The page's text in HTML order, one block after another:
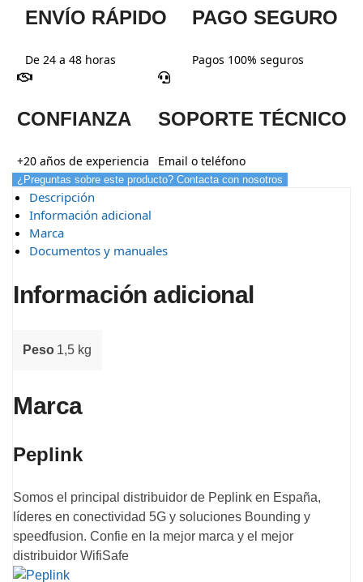
ENVÍO RÁPIDO
De 24 a 48 horas
PAGO SEGURO
Pagos 100% seguros
CONFIANZA
+20 años de experiencia
SOPORTE TÉCNICO
Email o teléfono
¿Preguntas sobre este producto? Contacta con nosotros
Descripción
Información adicional
Marca
Documentos y manuales
Información adicional
Peso 1,5 kg
Marca
Peplink
Somos el principal distribuidor de Peplink en España,
líderes en conectividad 5G y soluciones Bounding y
speedfusion. Confie en la mejor marca y el mejor
distribuidor WifiSafe